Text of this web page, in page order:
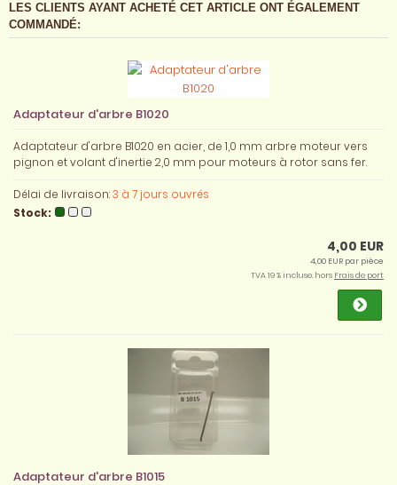
LES CLIENTS AYANT ACHETÉ CET ARTICLE ONT ÉGALEMENT
COMMANDÉ:
Adaptateur d'arbre B1020
Adaptateur d'arbre B1020 en acier, de 1,0 mm arbre moteur vers
pignon et volant d'inertie 2,0 mm pour moteurs à rotor sans fer.
Délai de livraison:3 à 7 jours ouvrés
Stock:
4,00 EUR
4,00 EUR par pièce
TVA 19 % incluse. hors Frais de port
Adaptateur d'arbre B1015